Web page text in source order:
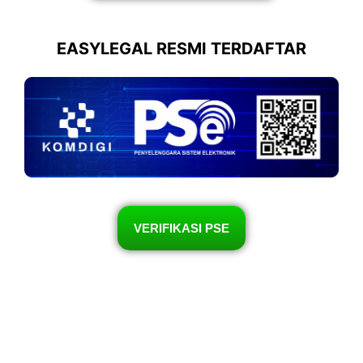
EASYLEGAL RESMI TERDAFTAR
VERIFIKASI PSE